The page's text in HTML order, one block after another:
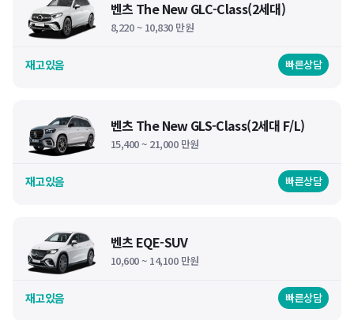
벤츠 The New GLC-Class(2세대)
8,220 ~ 10,830 만원
재고있음 빠른상담
벤츠 The New GLS-Class(2세대 F/L)
15,400 ~ 21,000 만원
재고있음 빠른상담
벤츠 EQE-SUV
10,600 ~ 14,100 만원
재고있음 빠른상담